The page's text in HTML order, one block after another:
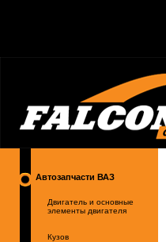
Автозапчасти ВАЗ
Двигатель и основные
элементы двигателя
Кузов